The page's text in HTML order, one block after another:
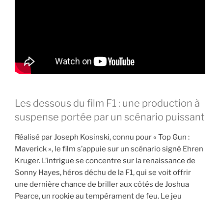
Les dessous du film F1 : une production à
suspense portée par un scénario puissant
Réalisé par Joseph Kosinski, connu pour « Top Gun :
Maverick », le film s’appuie sur un scénario signé Ehren
Kruger. L’intrigue se concentre sur la renaissance de
Sonny Hayes, héros déchu de la F1, qui se voit offrir
une dernière chance de briller aux côtés de Joshua
Pearce, un rookie au tempérament de feu. Le jeu